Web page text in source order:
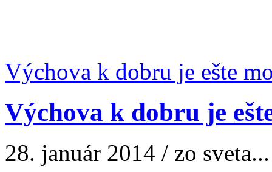
Výchova k dobru je ešte
Výchova k dobru je
28. január 2014 / zo sveta...